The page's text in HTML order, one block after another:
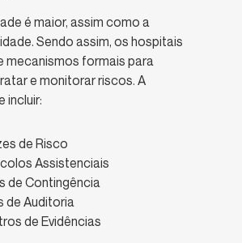
é maior, assim como a
Sendo assim, os hospitais
mecanismos formais para
e monitorar riscos. A
incluir:
de Risco
Assistenciais
de Contingência
de Auditoria
de Evidências